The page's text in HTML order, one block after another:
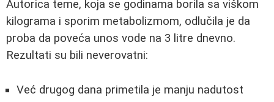
Autorica teme, koja se godinama borila sa viškom
kilograma i sporim metabolizmom, odlučila je da
proba da poveća unos vode na 3 litre dnevno.
Rezultati su bili neverovatni:
Već drugog dana primetila je manju nadutost